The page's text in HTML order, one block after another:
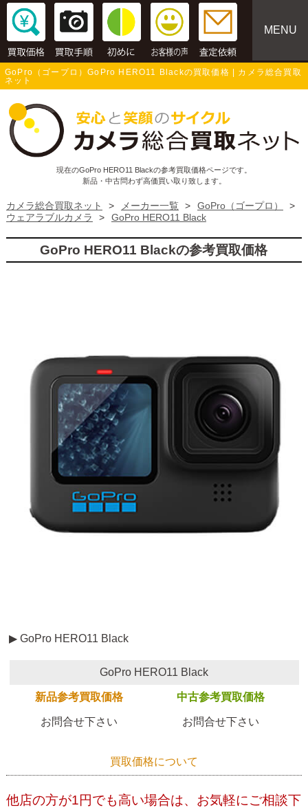
MENU
GoPro（ゴープロ）GoPro HERO11 Blackの買取価格 | カメラ総合買取
ネット
現在のGoPro HERO11 Blackの参考買取価格ページです。
新品・中古問わず高価買い取り致します。
カメラ総合買取ネット > メーカー一覧 > GoPro（ゴープロ）
>
ウェアラブルカメラ
> GoPro HERO11 Black
GoPro HERO11 Blackの参考買取価格
▶ GoPro HERO11 Black
GoPro HERO11 Black
新品参考買取価格 中古参考買取価格
お問合せ下さい お問合せ下さい
買取価格について
他店の方が1円でも高い場合は、お気軽にご相談下